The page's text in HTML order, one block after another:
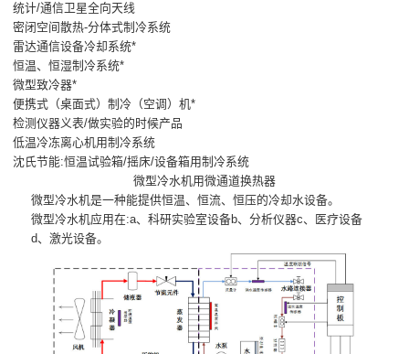
统计/通信卫星全向天线
密闭空间散热-分体式制冷系统
雷达通信设备冷却系统*
恒温、恒湿制冷系统*
微型致冷器*
便携式（桌面式）制冷（空调）机*
检测仪器义表/做实验的时候产品
低温冷冻离心机用制冷系统
沈氏节能:恒温试验箱/摇床/设备箱用制冷系统
微型冷水机用微通道换热器
微型冷水机是一种能提供恒温、恒流、恒压的冷却水设备。
微型冷水机应用在:a、科研实验室设备b、分析仪器c、医疗设备
d、激光设备。